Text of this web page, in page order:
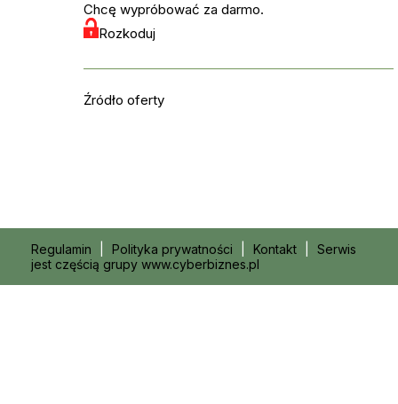
Chcę wypróbować za darmo.
Rozkoduj
Źródło oferty
Regulamin Polityka prywatności Kontakt
Serwis
jest częścią grupy www.cyberbiznes.pl